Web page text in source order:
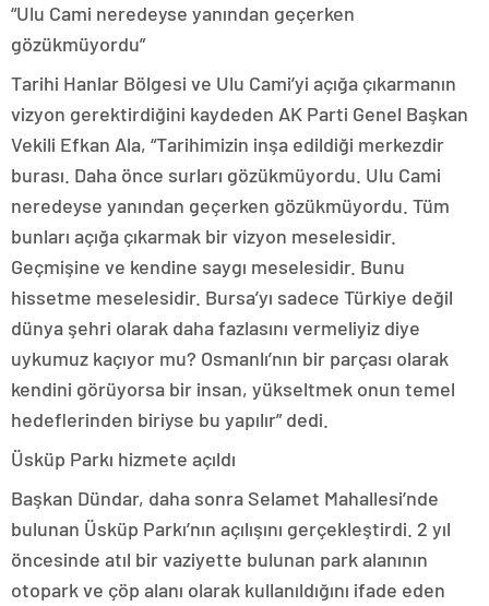
“Ulu Cami neredeyse yanından geçerken
gözükmüyordu”
Tarihi Hanlar Bölgesi ve Ulu Cami’yi açığa çıkarmanın
vizyon gerektirdiğini kaydeden AK Parti Genel Başkan
Vekili Efkan Ala, “Tarihimizin inşa edildiği merkezdir
burası. Daha önce surları gözükmüyordu. Ulu Cami
neredeyse yanından geçerken gözükmüyordu. Tüm
bunları açığa çıkarmak bir vizyon meselesidir.
Geçmişine ve kendine saygı meselesidir. Bunu
hissetme meselesidir. Bursa’yı sadece Türkiye değil
dünya şehri olarak daha fazlasını vermeliyiz diye
uykumuz kaçıyor mu? Osmanlı’nın bir parçası olarak
kendini görüyorsa bir insan, yükseltmek onun temel
hedeflerinden biriyse bu yapılır” dedi.
Üsküp Parkı hizmete açıldı
Başkan Dündar, daha sonra Selamet Mahallesi’nde
bulunan Üsküp Parkı’nın açılışını gerçekleştirdi. 2 yıl
öncesinde atıl bir vaziyette bulunan park alanının
otopark ve çöp alanı olarak kullanıldığını ifade eden